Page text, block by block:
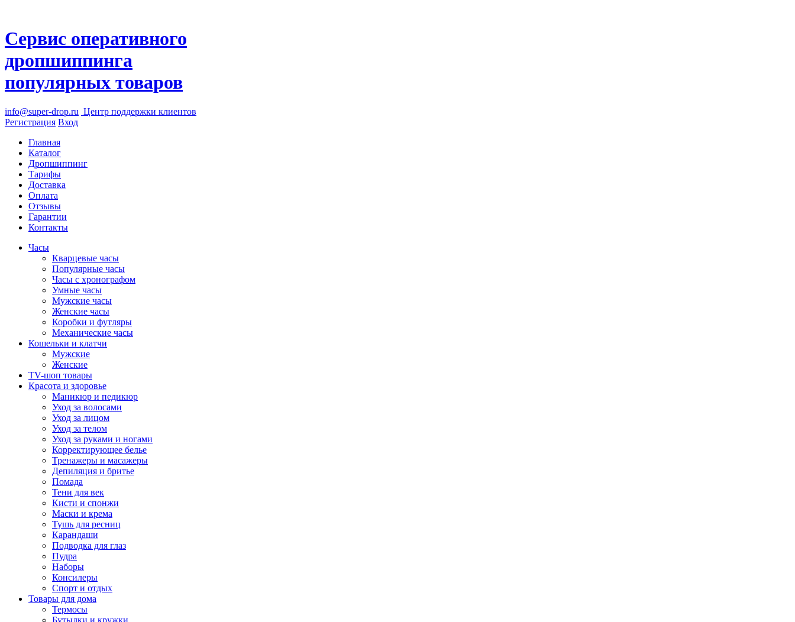
Сервис оперативного
дропшиппинга
популярных товаров
info@super-drop.ru Центр поддержки клиентов
Регистрация Вход
Главная
Каталог
Дропшиппинг
Тарифы
Доставка
Оплата
Отзывы
Гарантии
Контакты
Часы
Кварцевые часы
Популярные часы
Часы с хронографом
Умные часы
Мужские часы
Женские часы
Коробки и футляры
Механические часы
Кошельки и клатчи
Мужские
Женские
TV-шоп товары
Красота и здоровье
Маникюр и педикюр
Уход за волосами
Уход за лицом
Уход за телом
Уход за руками и ногами
Корректирующее белье
Тренажеры и масажеры
Депиляция и бритье
Помада
Тени для век
Кисти и спонжи
Маски и крема
Тушь для ресниц
Карандаши
Подводка для глаз
Пудра
Наборы
Консилеры
Спорт и отдых
Товары для дома
Термосы
Бутылки и кружки